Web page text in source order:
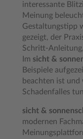
interessante
Meinung
Gestaltungstipp
gezeigt, der
Schritt-
Im sicht &
Beispiele
beachten ist und
Schadenfalles
sicht &
modernen